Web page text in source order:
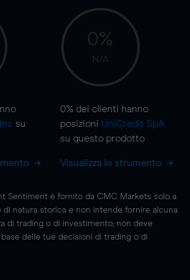
su
0%
N/A
0% dei clienti hanno
posizioni UniCredit SpA
su questo prodotto
Visualizza lo strumento
Sentiment è fornito da CMC Markets solo a
di natura storica e non intende fornire alcuna
di trading o di investimento; non deve
delle tue decisioni di trading o di